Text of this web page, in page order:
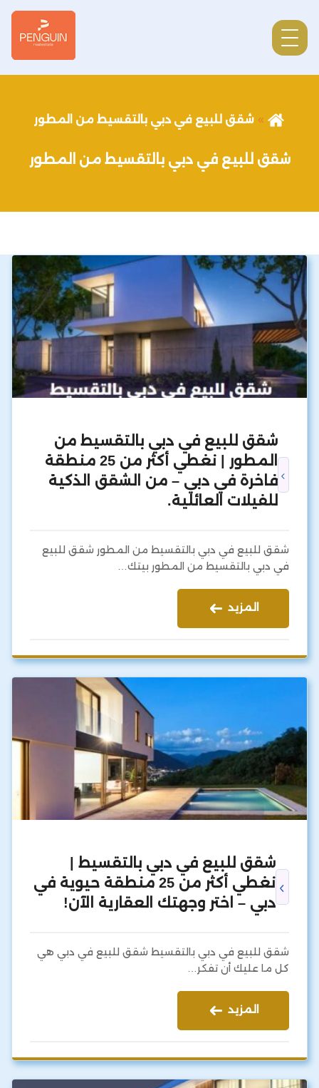
شقق للبيع في دبي بالتقسيط من المطور
شقق للبيع في دبي بالتقسيط من المطور
شقق للبيع في دبي بالتقسيط من
المطور | نغطي أكثر من 25 منطقة
فاخرة في دبي – من الشقق الذكية
للفيلات العائلية.
شقق للبيع في دبي بالتقسيط من المطور شقق للبيع
في دبي بالتقسيط من المطور بيتك…
المزيد
شقق للبيع في دبي بالتقسيط |
نغطي أكثر من 25 منطقة حيوية في
دبي – اختر وجهتك العقارية الآن!
شقق للبيع في دبي بالتقسيط شقق للبيع في دبي هي
كل ما عليك أن تفكر…
المزيد